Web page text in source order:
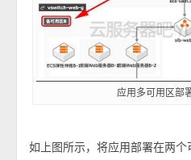
应用多可用区部
如上图所示，将应用部署在两